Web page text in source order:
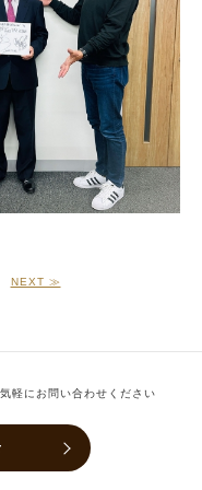
NEXT ≫
軽にお問い合わせください